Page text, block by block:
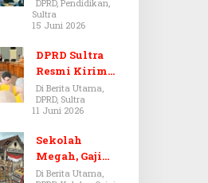
Guru,
Rencanakan
Pendidikan
DPRD, Pendidikan,
Sultra
15 Juni 2026
DPRD Sultra
Resmi Kirim
Aspirasi Tolak
Peraturan
BPOM No. 5
Tahun 2026 ke
Komisi IX DPR
Di Berita Utama,
DPRD, Sultra
11 Juni 2026
Sekolah
Megah, Gaji
Guru Berdarah-
Di Berita Utama,